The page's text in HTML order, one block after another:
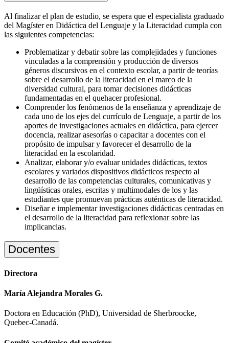
Al finalizar el plan de estudio, se espera que el especialista graduado
del Magíster en Didáctica del Lenguaje y la Literacidad cumpla con
las siguientes competencias:
Problematizar y debatir sobre las complejidades y funciones
vinculadas a la comprensión y producción de diversos
géneros discursivos en el contexto escolar, a partir de teorías
sobre el desarrollo de la literacidad en el marco de la
diversidad cultural, para tomar decisiones didácticas
fundamentadas en el quehacer profesional.
Comprender los fenómenos de la enseñanza y aprendizaje de
cada uno de los ejes del currículo de Lenguaje, a partir de los
aportes de investigaciones actuales en didáctica, para ejercer
docencia, realizar asesorías o capacitar a docentes con el
propósito de impulsar y favorecer el desarrollo de la
literacidad en la escolaridad.
Analizar, elaborar y/o evaluar unidades didácticas, textos
escolares y variados dispositivos didácticos respecto al
desarrollo de las competencias culturales, comunicativas y
lingüísticas orales, escritas y multimodales de los y las
estudiantes que promuevan prácticas auténticas de literacidad.
Diseñar e implementar investigaciones didácticas centradas en
el desarrollo de la literacidad para reflexionar sobre las
implicancias.
Docentes
Directora
María Alejandra Morales G.
Doctora en Educación (PhD), Universidad de Sherbroocke,
Quebec-Canadá.